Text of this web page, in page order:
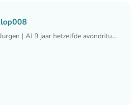
Blog Jurgen | Al 9 jaar hetzelfde avondritueel
Jurgen | Al 9 jaar hetzelfde